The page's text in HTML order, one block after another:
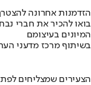
הזדמנות אחרונה
בואו להכיר את חברי
המיונים בעיצומם
בשיתוף מרכז מדעני
הצעירים שמצליחים